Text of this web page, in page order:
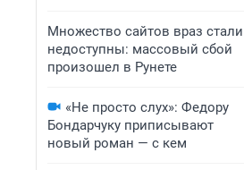
Множество сайтов враз стали
недоступны: массовый сбой
произошел в Рунете
«Не просто слух»: Федору
Бондарчуку приписывают
новый роман — с кем